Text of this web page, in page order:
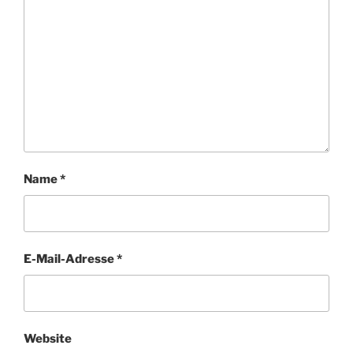
Name*
E-Mail-Adresse*
Website